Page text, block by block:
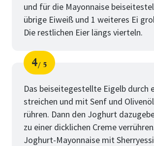
und für die Mayonnaise
übrige Eiweiß und 1 weiteres Ei
Die restlichen Eier längs vierteln.
Schritt
4
von
5
Das beiseitegestellte Eigelb durch
streichen und mit Senf und
rühren. Dann den Joghurt
zu einer dicklichen Creme
Joghurt-Mayonnaise mit